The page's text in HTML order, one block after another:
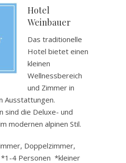
Hotel
Weinbauer
Das traditionelle
Hotel bietet einen
kleinen
Wellnessbereich
und Zimmer in
Ausstattungen.
sind die Deluxe- und
modernen alpinen Stil.
Doppelzimmer,
4 Personen *kleiner